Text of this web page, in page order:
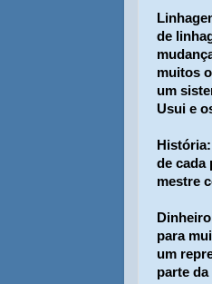
de
muitos
um
Usui e
História:
de cada
mestre
para
um
parte